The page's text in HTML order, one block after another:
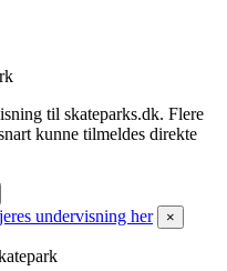
til skateparks.dk. Flere
kunne tilmeldes direkte
undervisning her ×